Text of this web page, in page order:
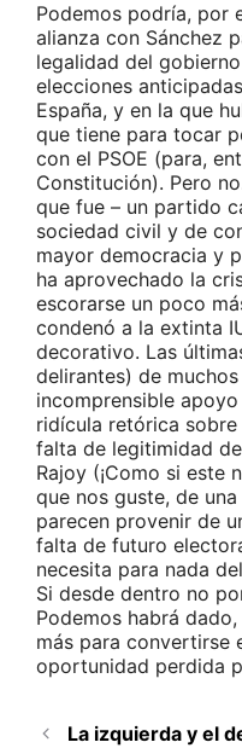
Podemos podría, por
alianza con Sánchez
legalidad del
elecciones
España, y en la que
que tiene para tocar
con el PSOE (para,
Constitución). Pero
que fue – un partido
sociedad civil y de
mayor democracia y
ha aprovechado la
escorarse un poco
condenó a la extinta
decorativo. Las
delirantes) de
incomprensible
ridícula retórica
falta de legitimidad
Rajoy (¡Como si este
que nos guste, de
parecen provenir de
falta de futuro
necesita para nada
Si desde dentro no
Podemos habrá
más para convertirse
oportunidad perdida
La izquierda y el